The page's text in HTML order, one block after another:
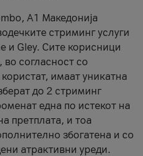
А1 Македонија
стриминг услуги
и Gley. Сите корисници
согласност со
имаат уникатна
до 2 стриминг
една по истекот на
претплата, и тоа
збогатена и со
атрактивни уреди.